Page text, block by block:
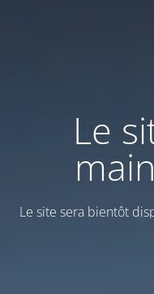
Le
Le site sera bientôt